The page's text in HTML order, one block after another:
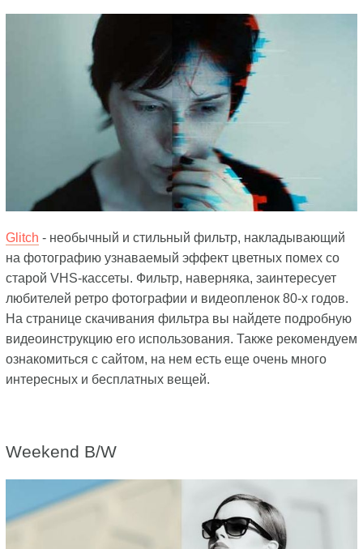
Glitch - необычный и стильный фильтр, накладывающий
на фотографию узнаваемый эффект цветных помех со
старой VHS-кассеты. Фильтр, наверняка, заинтересует
любителей ретро фотографии и видеопленок 80-х годов.
На странице скачивания фильтра вы найдете подробную
видеоинструкцию его использования. Также рекомендуем
ознакомиться с сайтом, на нем есть еще очень много
интересных и бесплатных вещей.
Weekend B/W